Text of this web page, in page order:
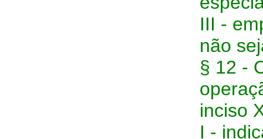
III -
não
§ 12 -
inciso
I -